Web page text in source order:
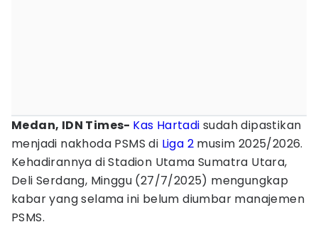
Medan, IDN Times- Kas Hartadi sudah dipastikan
menjadi nakhoda PSMS di Liga 2 musim 2025/2026.
Kehadirannya di Stadion Utama Sumatra Utara,
Deli Serdang, Minggu (27/7/2025) mengungkap
kabar yang selama ini belum diumbar manajemen
PSMS.